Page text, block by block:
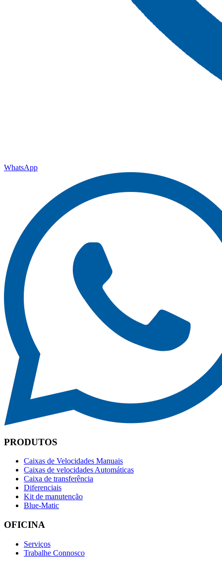
WhatsApp
PRODUTOS
Caixas de Velocidades Manuais
Caixas de velocidades Automáticas
Caixa de transferência
Diferenciais
Kit de manutenção
Blue-Matic
OFICINA
Serviços
Trabalhe Connosco